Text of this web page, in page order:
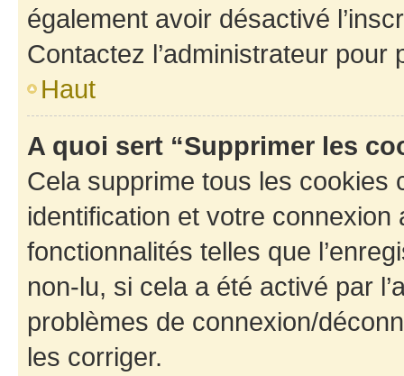
également avoir désactivé
Contactez l’administrateur
Haut
A quoi sert “Supprimer les
Cela supprime tous les cookies
identification et votre
fonctionnalités telles que
non-lu, si cela a été activé par
problèmes de connexion/
les corriger.